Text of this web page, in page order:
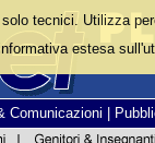
Comunicazioni
tecnici. Utilizza
estesa